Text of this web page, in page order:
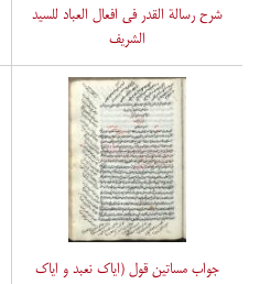
شرح رسالة القدر فی افعال العباد للسید
الشریف
جواب مساتین قول (ایاک نعبد و ایاک